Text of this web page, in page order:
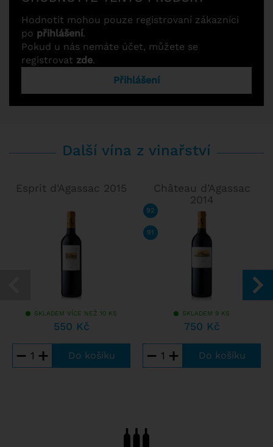
Hodnotit mohou pouze registrovaní zákazníci
po přihlášení.
Pokud u nás nemáte účet, můžete se
registrovat zde.
Přihlášení
Další vína z vinařství
Esprit d'Agassac 2015
SKLADEM VÍCE NEŽ 10 KS
550 Kč
− +
Château d’Agassac
2014
92 JAMES SUCKLING
91 WINE ENTHUSIAST
SKLADEM 9 KS
750 Kč
− +